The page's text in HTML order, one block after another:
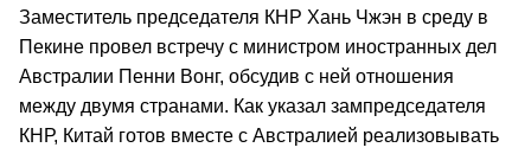
Заместитель председателя КНР Хань Чжэн в среду в
Пекине провел встречу с министром иностранных дел
Австралии Пенни Вонг, обсудив с ней отношения
между двумя странами. Как указал зампредседателя
КНР, Китай готов вместе с Австралией реализовывать